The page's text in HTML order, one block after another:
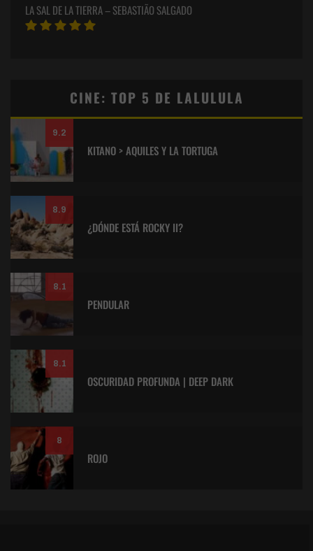
LA SAL DE LA TIERRA – SEBASTIÃO SALGADO
CINE: TOP 5 DE LALULULA
9.2
KITANO > AQUILES Y LA TORTUGA
8.9
¿DÓNDE ESTÁ ROCKY II?
8.1
PENDULAR
8.1
OSCURIDAD PROFUNDA | DEEP DARK
8
ROJO